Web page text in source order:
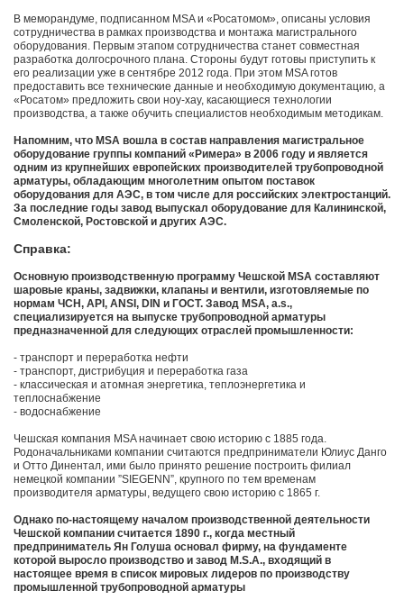
В меморандуме, подписанном MSA и «Росатомом», описаны условия
сотрудничества в рамках производства и монтажа магистрального
оборудования. Первым этапом сотрудничества станет совместная
разработка долгосрочного плана. Стороны будут готовы приступить к
его реализации уже в сентябре 2012 года. При этом MSA готов
предоставить все технические данные и необходимую документацию, а
«Росатом» предложить свои ноу-хау, касающиеся технологии
производства, а также обучить специалистов необходимым методикам.
Напомним, что MSA вошла в состав направления магистральное
оборудование группы компаний «Римера» в 2006 году и является
одним из крупнейших европейских производителей трубопроводной
арматуры, обладающим многолетним опытом поставок
оборудования для АЭС, в том числе для российских электростанций.
За последние годы завод выпускал оборудование для Калининской,
Смоленской, Ростовской и других АЭС.
Справка:
Основную производственную программу Чешской MSA составляют
шаровые краны, задвижки, клапаны и вентили, изготовляемые по
нормам ЧСН, API, ANSI, DIN и ГОСТ. Завод MSA, a.s.,
специализируется на выпуске трубопроводной арматуры
предназначенной для следующих отраслей промышленности:
- транспорт и переработка нефти
- транспорт, дистрибуция и переработка газа
- классическая и атомная энергетика, теплоэнергетика и
теплоснабжение
- водоснабжение
Чешская компания MSA начинает свою историю с 1885 года.
Родоначальниками компании считаются предприниматели Юлиус Данго
и Отто Динентал, ими было принято решение построить филиал
немецкой компании ”SIEGENN”, крупного по тем временам
производителя арматуры, ведущего свою историю с 1865 г.
Однако по-настоящему началом производственной деятельности
Чешской компании считается 1890 г., когда местный
предприниматель Ян Голуша основал фирму, на фундаменте
которой выросло производство и завод M.S.A., входящий в
настоящее время в список мировых лидеров по производству
промышленной трубопроводной арматуры